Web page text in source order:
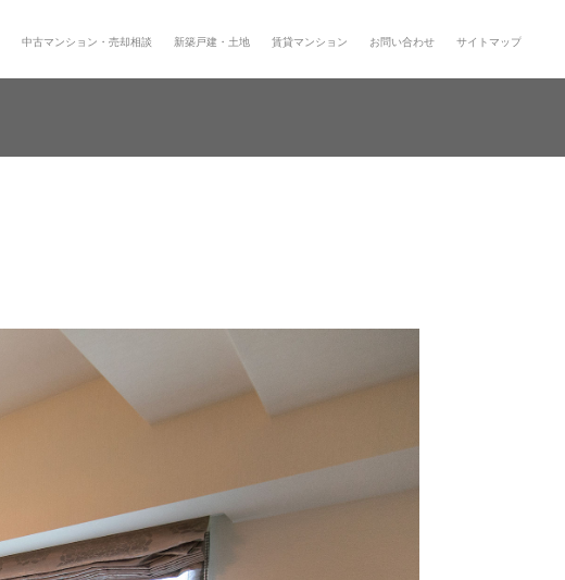
中古マンション・売却相談 新築戸建・土地 賃貸マンション お問い合わせ サイトマップ